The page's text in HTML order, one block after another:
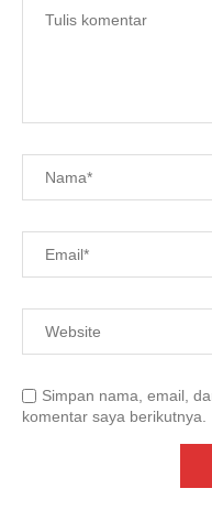
Simpan nama, email,
komentar saya berikutnya.